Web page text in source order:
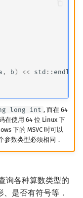
, b ) << std :: endl
long int , 而在 64
在使用 64 位 Linux 下
下的 MSVC 时可以
参数类型必须相同．
询各种算数类型的
是否有符号等．